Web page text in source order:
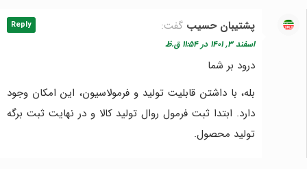
پشتیبان حسیب گفت:
اسفند ۳, ۱۴۰۱ در ۱۱:۵۴ ق.ظ
درود بر شما
بله، با داشتن قابلیت تولید و فرمولاسیون، این امکان وجود
دارد. ابتدا ثبت فرمول روال تولید کالا و در نهایت ثبت برگه
تولید محصول.
Reply